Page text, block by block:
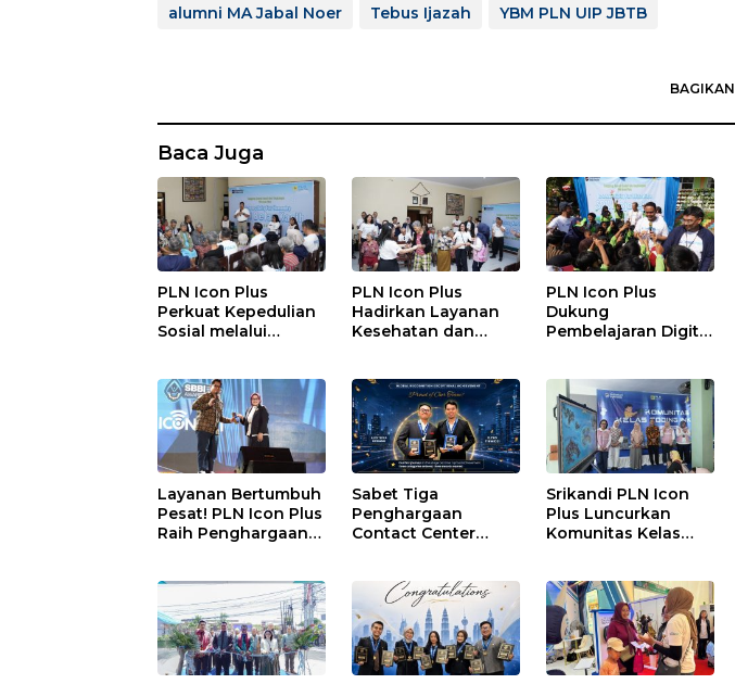
alumni MA Jabal Noer Tebus Ijazah YBM PLN UIP JBTB
BAGIKAN
Baca Juga
PLN Icon Plus
Perkuat Kepedulian
Sosial melalui
Komprehensif bagi
Lansia di Malang
PLN Icon Plus
Hadirkan Layanan
Kesehatan dan
Belas Kasih Malang
PLN Icon Plus
Dukung
Pembelajaran Digital
Layanan Bertumbuh
Pesat! PLN Icon Plus
Raih Penghargaan
Sabet Tiga
Penghargaan
Contact Center
Pelanggan melalui
Contact Center
ICONNET
Srikandi PLN Icon
Plus Luncurkan
Komunitas Kelas